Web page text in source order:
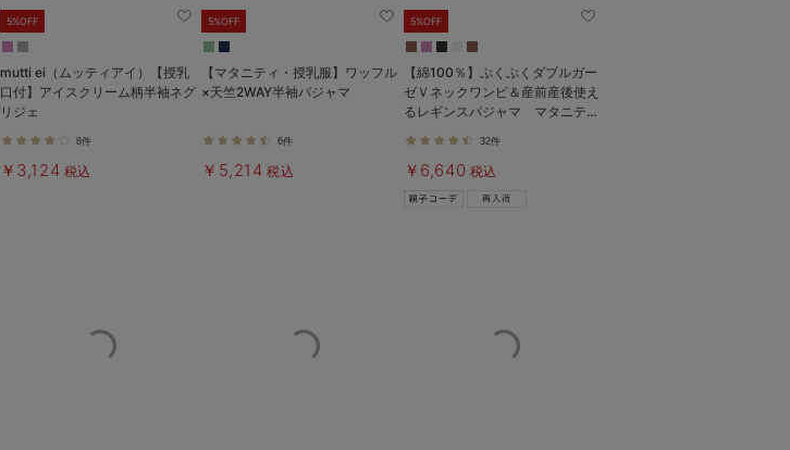
5%OFF
mutti ei（ムッティアイ）【授乳
口付】アイスクリーム柄半袖ネグ
リジェ
8件
￥3,124 税込
5%OFF
【マタニティ・授乳服】ワッフル
×天竺2WAY半袖パジャマ
6件
￥5,214 税込
5%OFF
【綿100％】ぷくぷくダブルガー
ゼＶネックワンピ＆産前産後使え
るレギンスパジャマ マタニテ
ィ・授乳パジャマ【親子コーデ
32件
￥6,640 税込